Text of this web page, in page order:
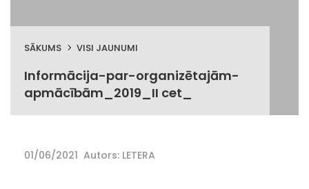
SĀKUMS VISI JAUNUMI
Informācija-par-organizētajām-
apmācībām_2019_II cet_
01/06/2021 Autors: LETERA